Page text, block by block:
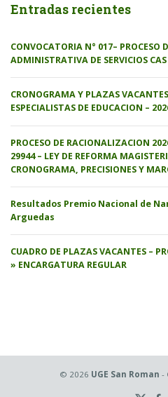
Entradas recientes
CONVOCATORIA N° 017– PROCESO
ADMINISTRATIVA DE SERVICIOS
CRONOGRAMA Y PLAZAS
ESPECIALISTAS DE EDUCACION –
PROCESO DE RACIONALIZACION
29944 – LEY DE REFORMA
CRONOGRAMA, PRECISIONES Y
Resultados Premio Nacional de
Arguedas
CUADRO DE PLAZAS VACANTES –
» ENCARGATURA REGULAR
© 2026 UGE San Roman -